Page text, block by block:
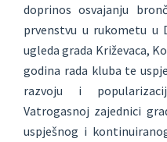
doprinos osvajanju
prvenstvu u rukometu u
ugleda grada Križevaca,
godina rada kluba te
razvoju i
Vatrogasnoj zajednici
uspješnog i